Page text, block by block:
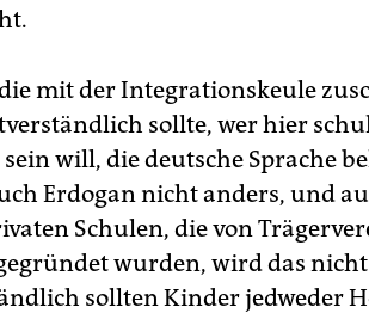
mit der Integrationskeule
sollte, wer hier
will, die deutsche Sprache
Erdogan nicht anders, und
Schulen, die von
wurden, wird das nicht
sollten Kinder jedweder